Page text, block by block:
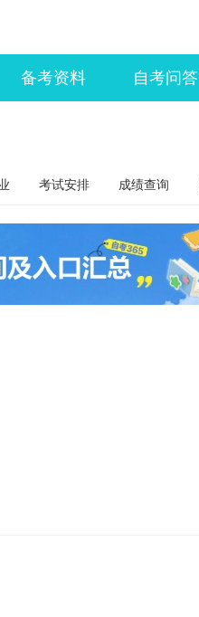
备考资料 自考问答
考试安排 成绩查询